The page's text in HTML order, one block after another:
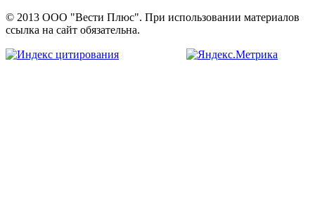
© 2013 ООО "Вести Плюс". При использовании материалов
ссылка на сайт обязательна.